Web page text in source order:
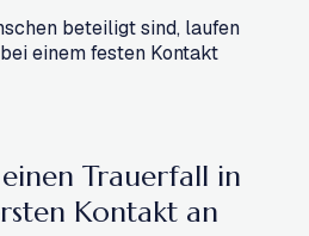
beteiligt sind, laufen
einem festen Kontakt
Trauerfall in
Kontakt an